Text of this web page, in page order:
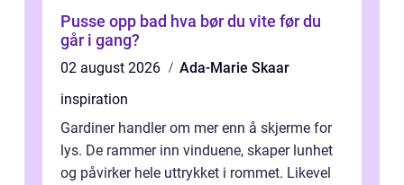
Pusse opp bad hva bør du vite før du
går i gang?
02 august 2026
Ada-Marie Skaar
inspiration
Gardiner handler om mer enn å skjerme for
lys. De rammer inn vinduene, skaper lunhet
og påvirker hele uttrykket i rommet. Likevel